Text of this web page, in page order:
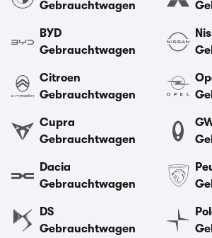
Gebrauchtwagen
BYD
Gebrauchtwagen
Citroen
Gebrauchtwagen
Cupra
Gebrauchtwagen
Dacia
Gebrauchtwagen
DS
Gebrauchtwagen